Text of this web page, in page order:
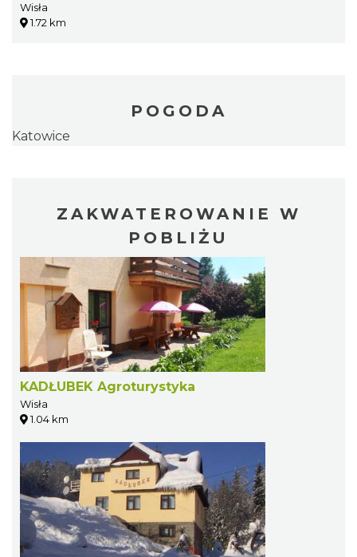
Wisła
1.72 km
POGODA
Katowice
ZAKWATEROWANIE W
POBLIŻU
KADŁUBEK Agroturystyka
Wisła
1.04 km